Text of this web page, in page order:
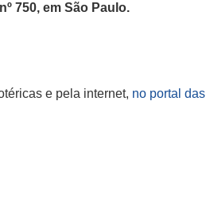
750, em São Paulo.
e pela internet, no portal das